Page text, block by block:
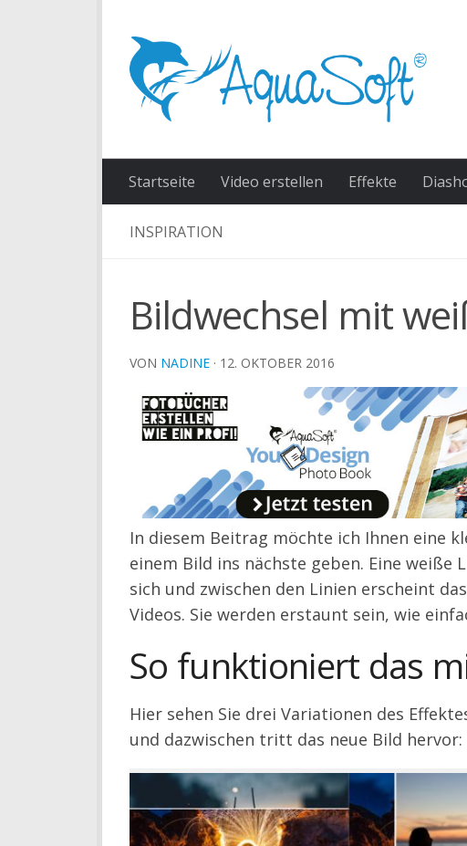
Startseite Video erstellen Effekte
INSPIRATION
Bildwechsel mit
VON NADINE · 12. OKTOBER 2016
In diesem Beitrag möchte ich Ihnen eine
einem Bild ins nächste geben. Eine
sich und zwischen den Linien erscheint
Videos. Sie werden erstaunt sein, wie
So funktioniert das
Hier sehen Sie drei Variationen des
und dazwischen tritt das neue Bild hervor: